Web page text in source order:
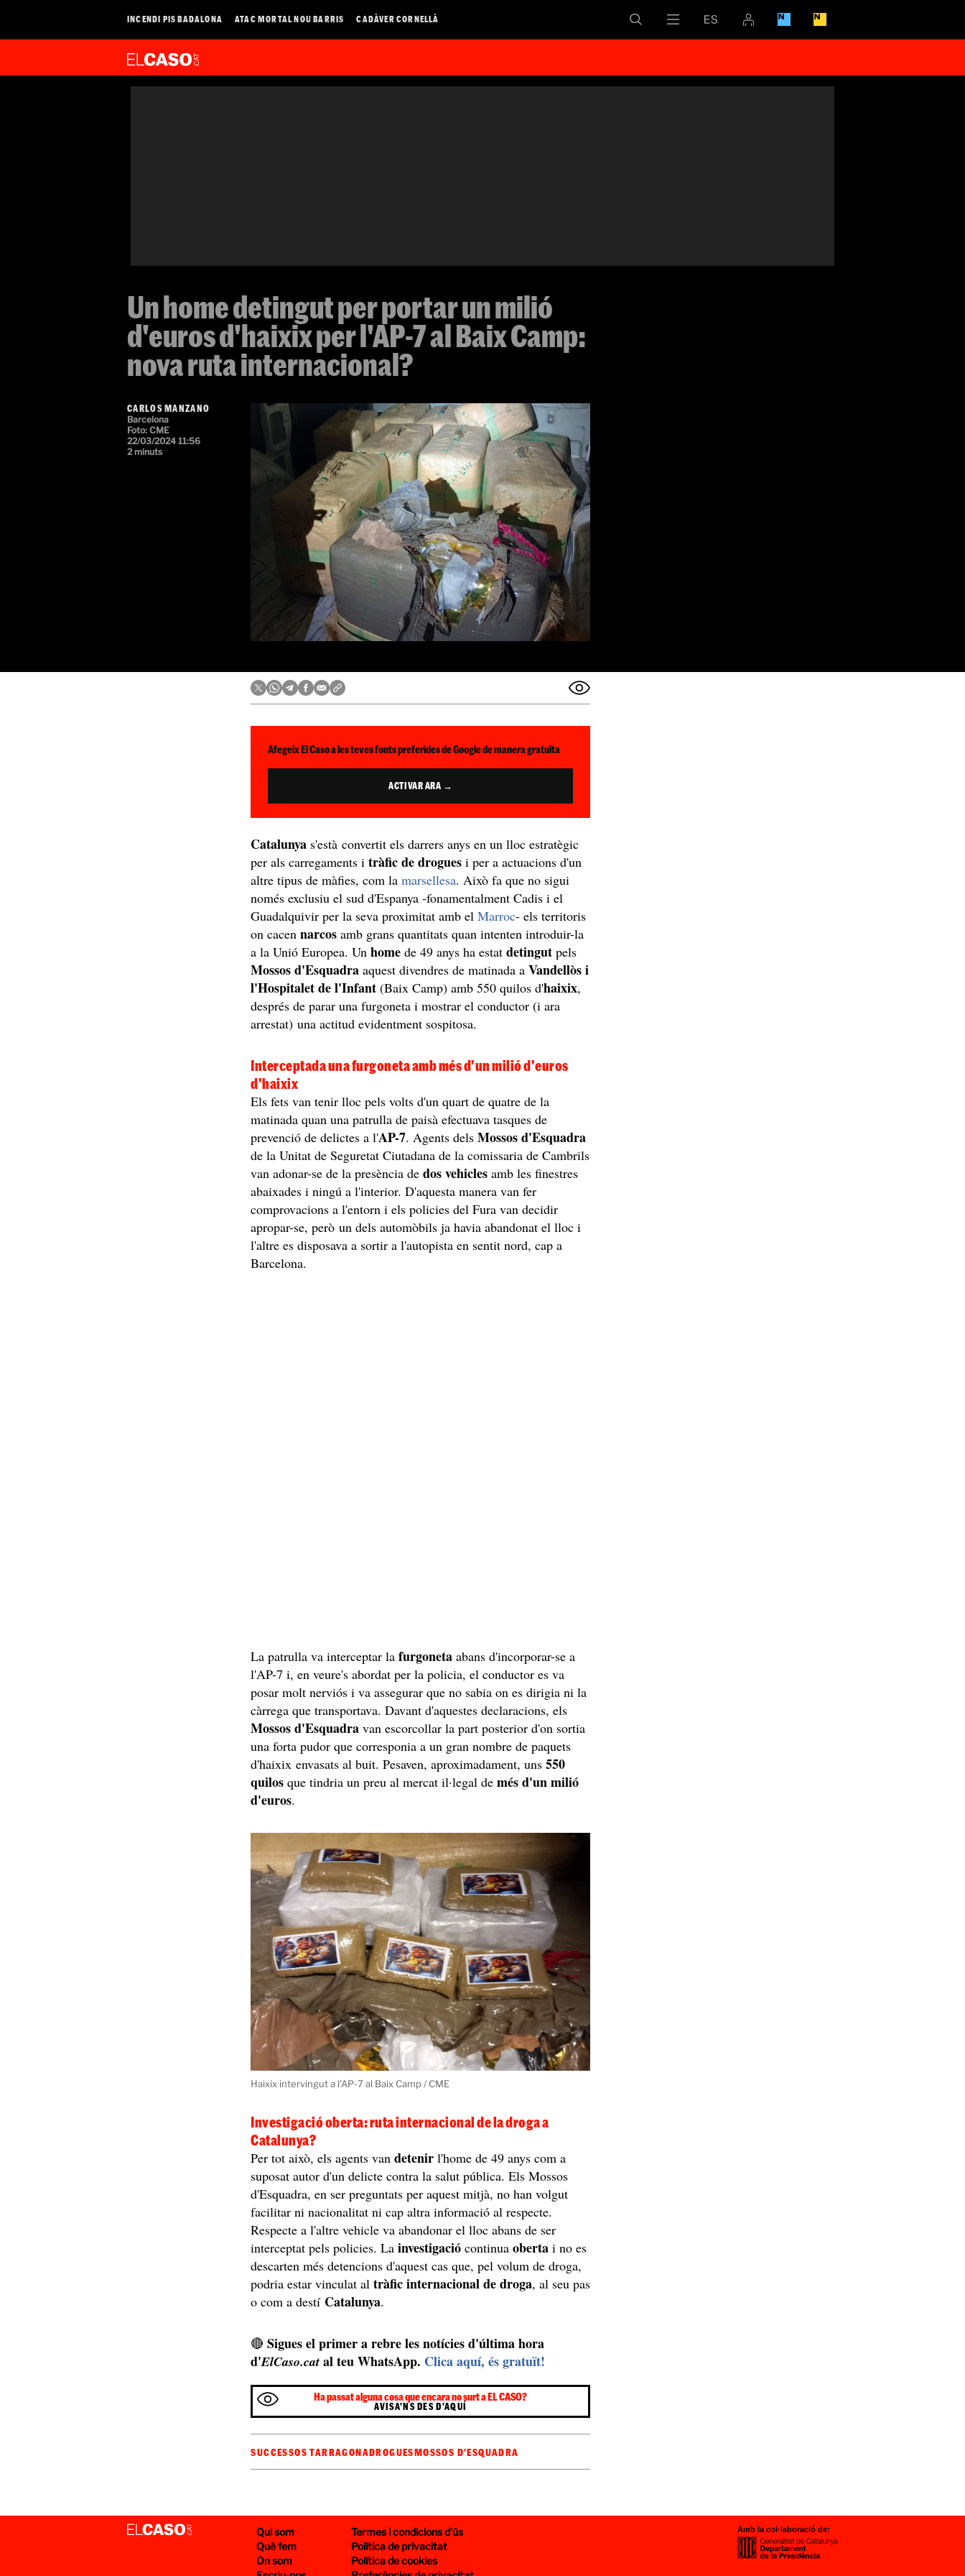
INCENDI PIS BADALONA ATAC MORTAL NOU BARRIS CADÀVER CORNELLÀ
Un home detingut per portar un milió
d'euros d'haixix per l'AP-7 al Baix Camp:
nova ruta internacional?
CARLOS MANZANO
Barcelona
Foto: CME
22/03/2024 11:56
2 minuts
Afegeix El Caso a les teves fonts preferides de Google de manera gratuïta
ACTIVAR ARA →
Catalunya s'està convertit els darrers anys en un lloc estratègic
per als carregaments itràfic de droguesi per a actuacions d'un
altre tipus de màfies, com lamarsellesa. Això fa que no sigui
només exclusiu el sud d'Espanya -fonamentalment Cadis i el
Guadalquivir per la seva proximitat amb elMarroc- els territoris
on cacennarcosamb grans quantitats quan intenten introduir-la
a la Unió Europea. Unhomede 49 anys ha estatdetingutpels
Mossos d'Esquadra aquest divendres de matinada aVandellòs i
l'Hospitalet de l'Infant (Baix Camp) amb 550 quilos d'haixix,
després de parar una furgoneta i mostrar el conductor (i ara
arrestat) una actitud evidentment sospitosa.
Interceptada una furgoneta amb més d'un milió d'euros
d'haixix
Els fets van tenir lloc pels volts d'un quart de quatre de la
matinada quan una patrulla de paisà efectuava tasques de
prevenció de delictes a l'AP-7. Agents delsMossos d'Esquadra
de la Unitat de Seguretat Ciutadana de la comissaria de Cambrils
van adonar-se de la presència dedos vehicles amb les finestres
abaixades i ningú a l'interior. D'aquesta manera van fer
comprovacions a l'entorn i els policies del Fura van decidir
apropar-se, però un dels automòbils ja havia abandonat el lloc i
l'altre es disposava a sortir a l'autopista en sentit nord, cap a
Barcelona.
La patrulla va interceptar lafurgonetaabans d'incorporar-se a
l'AP-7 i, en veure's abordat per la policia, el conductor es va
posar molt nerviós i va assegurar que no sabia on es dirigia ni la
càrrega que transportava. Davant d'aquestes declaracions, els
Mossos d'Esquadra van escorcollar la part posterior d'on sortia
una forta pudor que corresponia a un gran nombre de paquets
d'haixix envasats al buit. Pesaven, aproximadament, uns550
quilosque tindria un preu al mercat il·legal de més d'un milió
d'euros.
Haixix intervingut a l'AP-7 al Baix Camp / CME
Investigació oberta: ruta internacional de la droga a
Catalunya?
Per tot això, els agents vandetenirl'home de 49 anys com a
suposat autor d'un delicte contra la salut pública. Els Mossos
d'Esquadra, en ser preguntats per aquest mitjà, no han volgut
facilitar ni nacionalitat ni cap altra informació al respecte.
Respecte a l'altre vehicle va abandonar el lloc abans de ser
interceptat pels policies. La investigació continuaobertai no es
descarten més detencions d'aquest cas que, pel volum de droga,
podria estar vinculat altràfic internacional de droga, al seu pas
o com a destí Catalunya.
🔴Sigues el primer a rebre les notícies d'última hora
d'ElCaso.cat al teu WhatsApp. Clica aquí, és gratuït!
Ha passat alguna cosa que encara no surt a EL CASO?
AVISA'NS DES D'AQUÍ
SUCCESSOS TARRAGONADROGUESMOSSOS D'ESQUADRA
Qui som
Què fem
On som
Termes i condicions d’ús
Política de privacitat
Política de cookies
Amb la col·laboració de: